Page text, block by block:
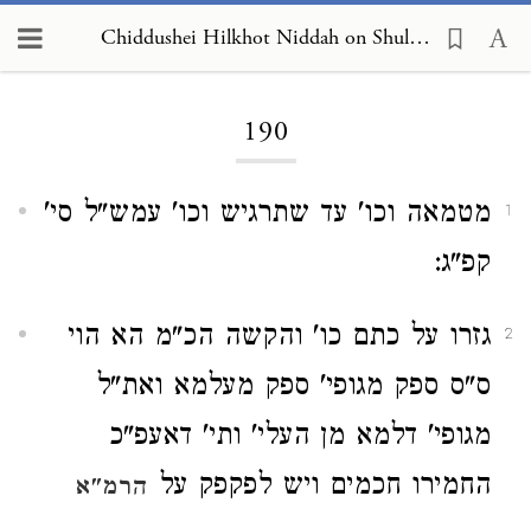
Chiddushei Hilkhot Niddah on Shulchan Arukh, Yoreh De'ah 190
190
1
מטמאה וכו' עד שתרגיש וכו' עמש"ל סי'
קפ"ג:
2
גזרו על כתם כו' והקשה הכ"מ הא הוי
ס"ס ספק מגופי' ספק מעלמא ואת"ל
מגופי' דלמא מן העלי' ותי' דאעפ"כ
החמירו חכמים ויש לפקפק על הרמ"א